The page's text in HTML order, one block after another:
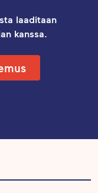
laaditaan
kanssa.